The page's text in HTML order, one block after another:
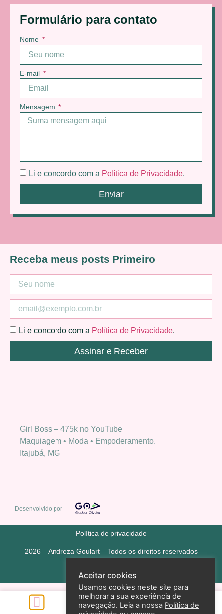
Formulário para contato
Nome
E-mail
Mensagem
Li e concordo com a Política de Privacidade.
Enviar
Girl Boss – 475k no YouTube
Maquiagem • Moda • Empoderamento.
Itajubá, MG
Receba meus posts Primeiro
Li e concordo com a Política de Privacidade.
Assinar e Receber
Desenvolvido por
Política de privacidade
2026 – Andreza Goulart – Todos os direitos reservados
Aceitar cookies
Usamos cookies neste site para
melhorar a sua experiência de
navegação. Leia a nossa Política de